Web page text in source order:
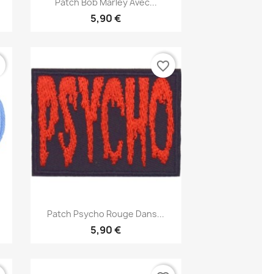
Patch Bob Marley Avec...
5,90 €
Aperçu rapide
Patch Psycho Rouge Dans...
5,90 €
favorite_border